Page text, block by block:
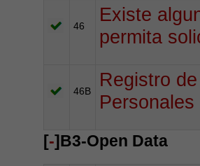
46
Existe
permita
46B
Registro
[-]B3-Open Data